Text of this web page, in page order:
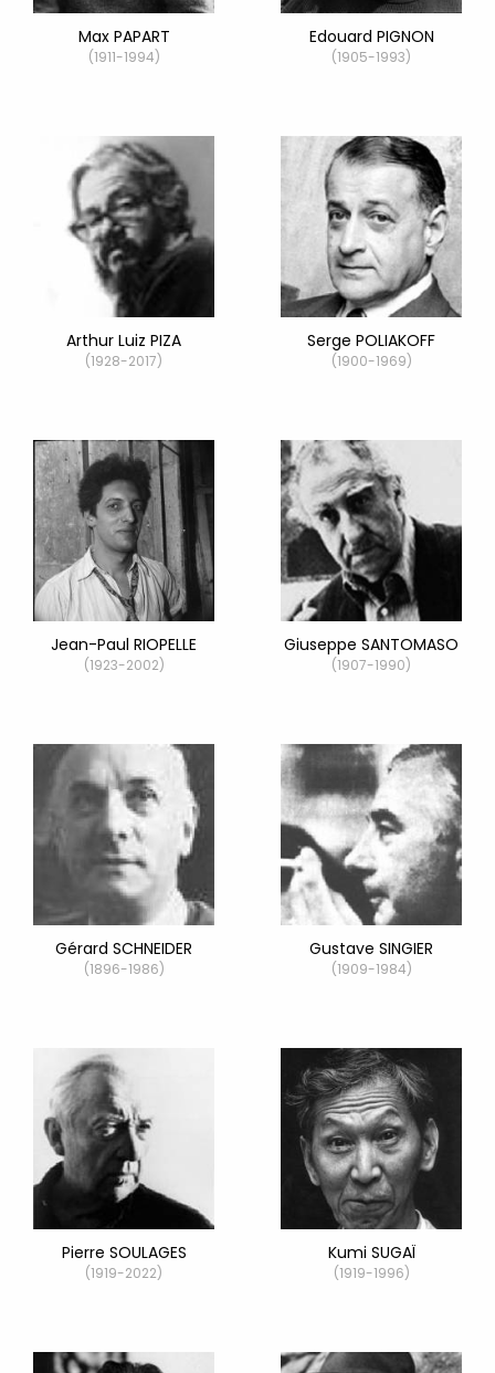
Max PAPART
(1911-1994)
Edouard PIGNON
(1905-1993)
Arthur Luiz PIZA
(1928-2017)
Serge POLIAKOFF
(1900-1969)
Jean-Paul RIOPELLE
(1923-2002)
Giuseppe SANTOMASO
(1907-1990)
Gérard SCHNEIDER
(1896-1986)
Gustave SINGIER
(1909-1984)
Pierre SOULAGES
(1919-2022)
Kumi SUGAÏ
(1919-1996)